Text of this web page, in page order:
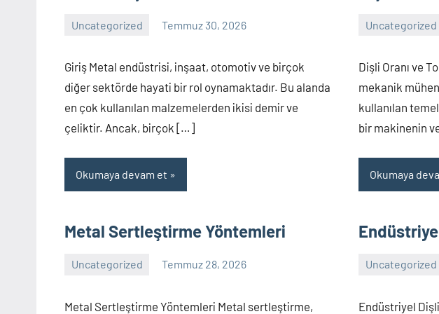
Uncategorized Temmuz 30, 2026
Giriş Metal endüstrisi, inşaat, otomotiv ve birçok
diğer sektörde hayati bir rol oynamaktadır. Bu alanda
en çok kullanılan malzemelerden ikisi demir ve
çeliktir. Ancak, birçok […]
Okumaya devam et
Uncategorized
Dişli Oranı ve
mekanik
kullanılan
bir makinenin
Okumaya
Metal Sertleştirme Yöntemleri
Uncategorized Temmuz 28, 2026
Metal Sertleştirme Yöntemleri Metal sertleştirme,
Uncategorized
Endüstriyel